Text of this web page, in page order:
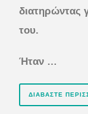
διατηρώντας
του.
Ήταν …
ΔΙΑΒΆΣΤΕ